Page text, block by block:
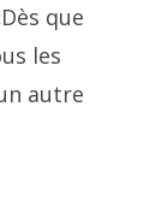
que
les
autre